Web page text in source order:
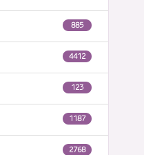
885
4412
123
1187
2768